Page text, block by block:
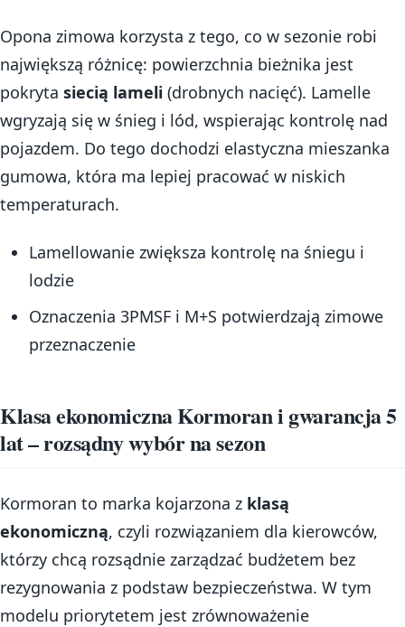
Opona zimowa korzysta z tego, co w sezonie robi
największą różnicę: powierzchnia bieżnika jest
pokryta siecią lameli (drobnych nacięć). Lamelle
wgryzają się w śnieg i lód, wspierając kontrolę nad
pojazdem. Do tego dochodzi elastyczna mieszanka
gumowa, która ma lepiej pracować w niskich
temperaturach.
Lamellowanie zwiększa kontrolę na śniegu i
lodzie
Oznaczenia 3PMSF i M+S potwierdzają zimowe
przeznaczenie
Klasa ekonomiczna Kormoran i gwarancja 5
lat – rozsądny wybór na sezon
Kormoran to marka kojarzona z klasą
ekonomiczną, czyli rozwiązaniem dla kierowców,
którzy chcą rozsądnie zarządzać budżetem bez
rezygnowania z podstaw bezpieczeństwa. W tym
modelu priorytetem jest zrównoważenie